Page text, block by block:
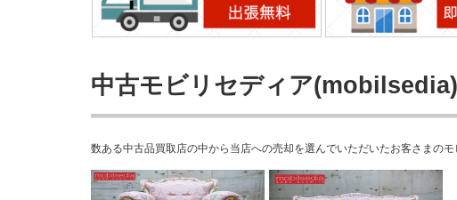
中古モビリセディア
数ある中古品買取店の中から当店への売却を選んでいただいたお客さまの